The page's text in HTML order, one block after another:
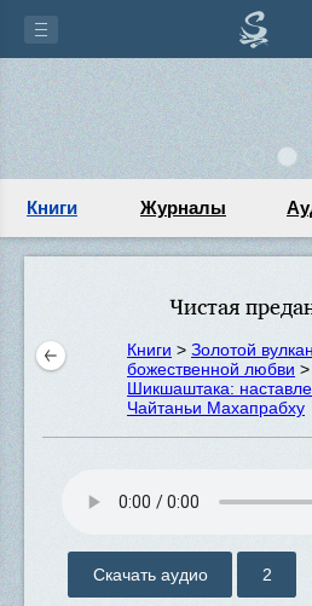
Книги Журналы
Чистая
Книги > Золотой вулкан
божественной любви >
Шикшаштака:
Чайтаньи Махапрабху
Скачать аудио 2